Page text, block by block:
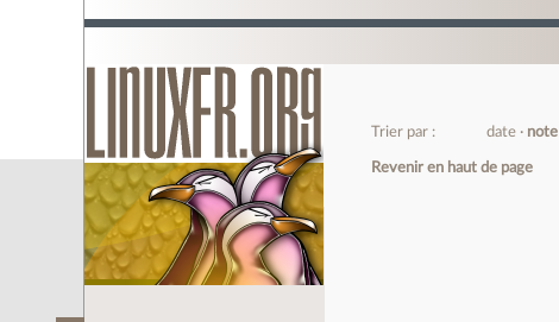
Trier par : date note
Revenir en haut de page